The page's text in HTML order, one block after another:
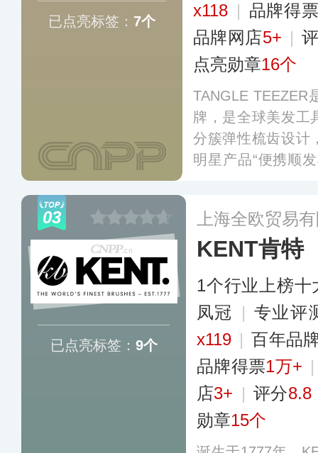
已点亮标签： 7个
x118 | 品牌得
品牌网店5+ |
点亮勋章16个
TANGLE TEEZER
牌，是全球美发工
分簇弹性梳齿设计
明星产品“便携顺
具，目前在海内外
多
03
已点亮标签： 9个
上海全欧贸易
KENT肯特
1个行业上榜十
凤冠 | 专业​评
x119 | 百年品
品牌得票1万+
店3+ | 评分8.8
勋章15个